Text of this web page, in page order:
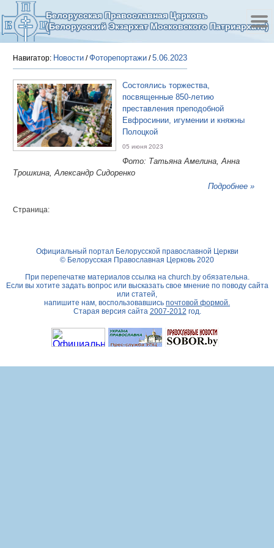
Белорусская Православная Церковь
(Белорусский Экзархат Московского Патриархата)
Навигатор: Новости /Фоторепортажи /5.06.2023
Состоялись торжества,
посвященные 850-летию
преставления преподобной
Евфросинии, игумении и княжны
Полоцкой
05 июня 2023
Фото: Татьяна Амелина, Анна
Трошкина, Александр Сидоренко
Подробнее »
Страница:
Официальный портал Белорусской православной Церкви
© Белорусская Православная Церковь 2020
При перепечатке материалов ссылка на church.byобязательна.
Если вы хотите задать вопрос или высказать свое мнение по поводу сайта
или статей,
напишите нам, воспользовавшись почтовой формой.
Старая версия сайта 2007-2012 год.